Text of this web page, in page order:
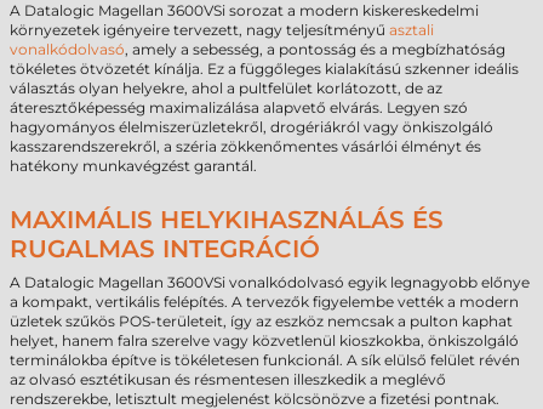
A Datalogic Magellan 3600VSi sorozat a modern kiskereskedelmi
környezetek igényeire tervezett, nagy teljesítményű asztali
vonalkódolvasó, amely a sebesség, a pontosság és a megbízhatóság
tökéletes ötvözetét kínálja. Ez a függőleges kialakítású szkenner ideális
választás olyan helyekre, ahol a pultfelület korlátozott, de az
áteresztőképesség maximalizálása alapvető elvárás. Legyen szó
hagyományos élelmiszerüzletekről, drogériákról vagy önkiszolgáló
kasszarendszerekről, a széria zökkenőmentes vásárlói élményt és
hatékony munkavégzést garantál.
MAXIMÁLIS HELYKIHASZNÁLÁS ÉS
RUGALMAS INTEGRÁCIÓ
A Datalogic Magellan 3600VSi vonalkódolvasó egyik legnagyobb előnye
a kompakt, vertikális felépítés. A tervezők figyelembe vették a modern
üzletek szűkös POS-területeit, így az eszköz nemcsak a pulton kaphat
helyet, hanem falra szerelve vagy közvetlenül kioszkokba, önkiszolgáló
terminálokba építve is tökéletesen funkcionál. A sík elülső felület révén
az olvasó esztétikusan és résmentesen illeszkedik a meglévő
rendszerekbe, letisztult megjelenést kölcsönözve a fizetési pontnak.